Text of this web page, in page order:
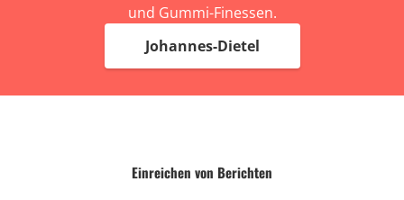
und Gummi-Finessen.
Johannes-Dietel
Einreichen von Berichten